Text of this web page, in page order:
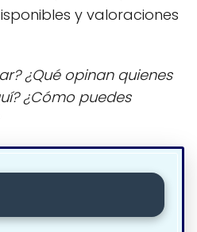
y valoraciones
¿Qué opinan quienes
¿Cómo puedes